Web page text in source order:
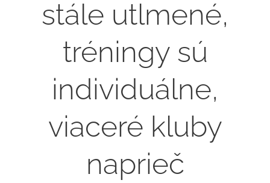
stále utlmené,
tréningy sú
individuálne,
viaceré kluby
naprieč